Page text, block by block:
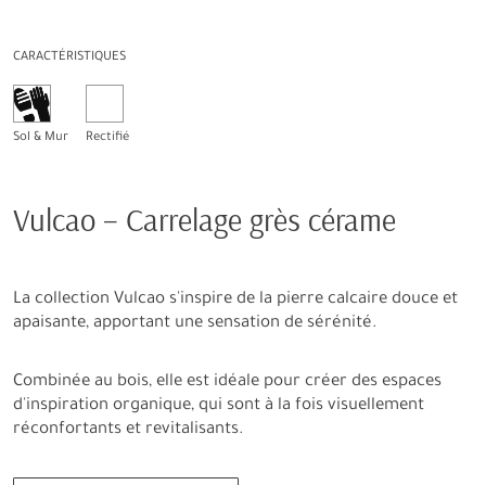
CARACTÉRISTIQUES
Sol & Mur Rectifié
Vulcao – Carrelage grès cérame
La collection Vulcao s'inspire de la pierre calcaire douce et
apaisante, apportant une sensation de sérénité.
Combinée au bois, elle est idéale pour créer des espaces
d'inspiration organique, qui sont à la fois visuellement
réconfortants et revitalisants.